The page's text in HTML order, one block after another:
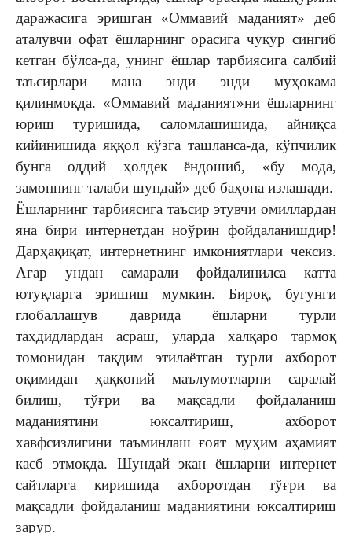
даражасига эришган «Оммавий маданият» деб
аталувчи офат ёшларнинг орасига чуқур сингиб
кетган бўлса-да, унинг ёшлар тарбиясига салбий
таъсирлари мана энди энди муҳокама
қилинмоқда. «Оммавий маданият»ни ёшларнинг
юриш туришида, саломлашишида, айниқса
кийинишида яққол кўзга ташланса-да, кўпчилик
бунга оддий ҳолдек ёндошиб, «бу мода,
замоннинг талаби шундай» деб баҳона излашади.
Ёшларнинг тарбиясига таъсир этувчи омиллардан
яна бири интернетдан ноўрин фойдаланишдир!
Дарҳақиқат, интернетнинг имкониятлари чексиз.
Агар ундан самарали фойдалинилса катта
ютуқларга эришиш мумкин. Бироқ, бугунги
глобаллашув даврида ёшларни турли
таҳдидлардан асраш, уларда халқаро тармоқ
томонидан тақдим этилаётган турли ахборот
оқимидан ҳаққоний маълумотларни саралай
билиш, тўғри ва мақсадли фойдаланиш
маданиятини юксалтириш, ахборот
хавфсизлигини таъминлаш ғоят муҳим аҳамият
касб этмоқда. Шундай экан ёшларни интернет
сайтларга киришида ахборотдан тўғри ва
мақсадли фойдаланиш маданиятини юксалтириш
зарур.